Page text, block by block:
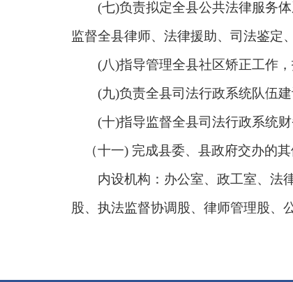
(七)负责拟定全县公共法律服务体
监督全县律师、法律援助、司法鉴定
(八)指导管理全县社区矫正工作，
(九)负责全县司法行政系统队伍建
(十)指导监督全县司法行政系统财
（十一) 完成县委、县政府交办的其
内设机构：办公室、政工室、法律
股、执法监督协调股、律师管理股、